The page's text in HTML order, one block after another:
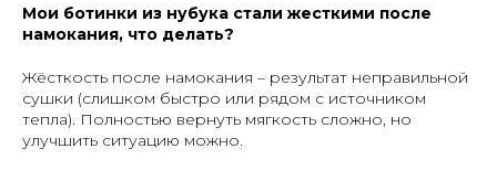
Мои ботинки из нубука стали жесткими после
намокания, что делать?
Жёсткость после намокания – результат неправильной
сушки (слишком быстро или рядом с источником
тепла). Полностью вернуть мягкость сложно, но
улучшить ситуацию можно.